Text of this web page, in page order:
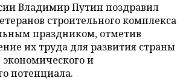
Владимир Путин поздравил
строительного комплекса
праздником, отметив
их труда для развития страны
и
потенциала.